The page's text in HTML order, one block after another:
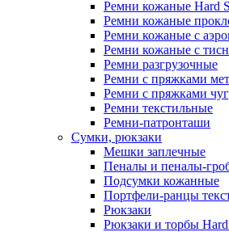
Ремни кожаные Hard
Ремни кожаные
Ремни кожаные с
Ремни кожаные с
Ремни разгрузочные
Ремни с пряжками
Ремни с пряжками
Ремни текстильные
Ремни-патронташи
Сумки, рюкзаки
Мешки заплечные
Пеналы и пеналы-
Подсумки кожанные
Портфели-ранцы
Рюкзаки
Рюкзаки и торбы Hard